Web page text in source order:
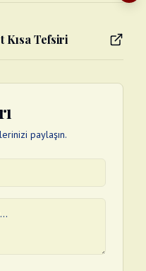
Kısa Tefsiri
paylaşın.